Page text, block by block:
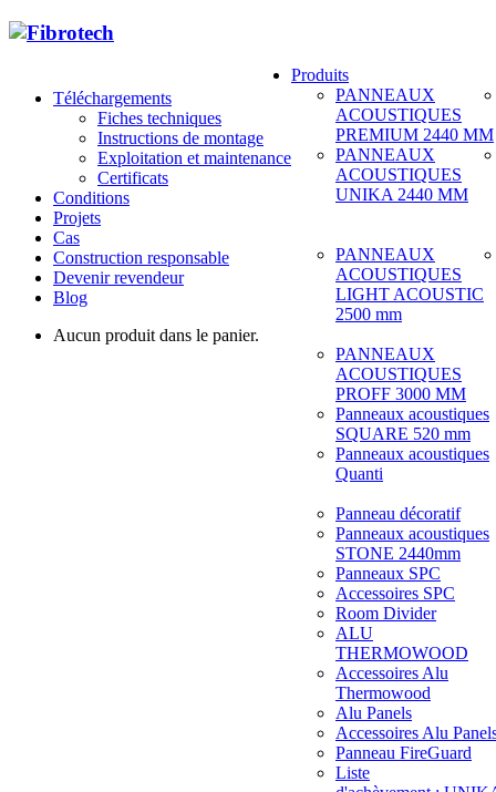
Téléchargements
Fiches techniques
Instructions de montage
Exploitation et maintenance
Certificats
Conditions
Projets
Cas
Construction responsable
Devenir revendeur
Blog
Aucun produit dans le panier.
Produits
PANNEAUX
ACOUSTIQUES
PREMIUM 2440 MM
PANNEAUX
ACOUSTIQUES
UNIKA 2440 MM
PANNEAUX
ACOUSTIQUES
LIGHT ACOUSTIC
2500 mm
PANNEAUX
ACOUSTIQUES
PROFF 3000 MM
Panneaux acoustiques
SQUARE 520 mm
Panneaux acoustiques
Quanti
Panneau décoratif
Panneaux acoustiques
STONE 2440mm
Panneaux SPC
Accessoires SPC
Room Divider
ALU
THERMOWOOD
Accessoires Alu
Thermowood
Alu Panels
Accessoires Alu
Panneau FireGuard
Liste